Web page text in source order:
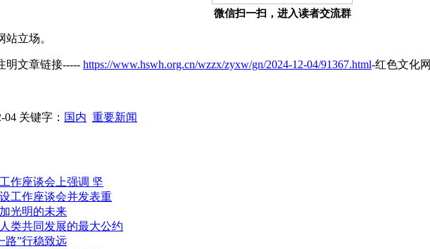
微信扫一扫，进入读者交流群
立场。
明文章链接----- https://www.hswh.org.cn/wzzx/zyxw/gn/2024-12-04/91367.html-红色文化网
04 关键字： 国内 重要新闻
作座谈会上强调 坚
工作座谈会并发表重
光明的未来
类共同发展的最大公约
路”行稳致远